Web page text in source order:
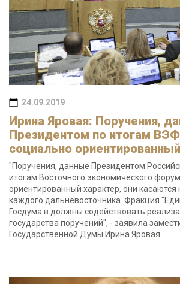
24.09.2019
Ирина Яровая: Поручения,
Президентом по итогам
социально
"Поручения, данные Президентом
итогам Восточного экономического
ориентированный характер, они
каждого дальневосточника. Фракция
Госдума в должны содействовать
государства поручений", - заявила
Государственной Думы Ирина Яровая